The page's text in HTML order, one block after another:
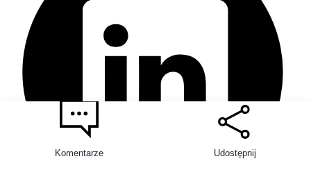
Komentarze Udostępnij